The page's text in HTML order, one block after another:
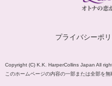
プライバシーポ
Copyright (C) K.K. HarperCollins Japan All
このホームページの内容の一部または全部を